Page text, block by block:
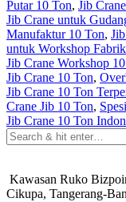
Putar 10 Ton, Jib
Jib Crane untuk
Manufaktur 10 Ton,
untuk Workshop
Jib Crane Workshop
Jib Crane 10 Ton,
Jib Crane 10 Ton
Crane Jib 10 Ton,
Jib Crane 10 Ton
Kawasan Ruko
Cikupa, Tangerang-